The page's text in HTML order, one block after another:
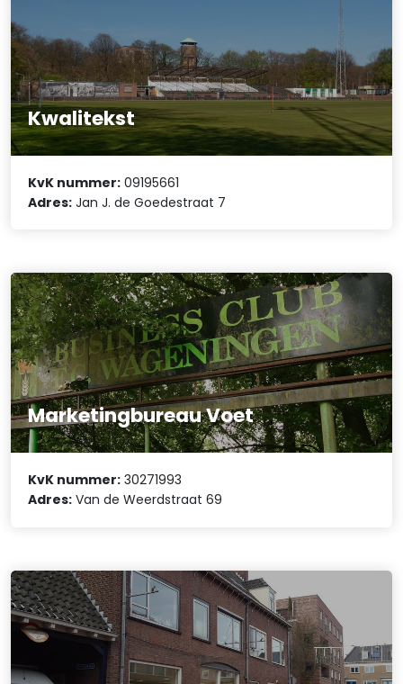
Kwalitekst
KvK nummer: 09195661
Adres: Jan J. de Goedestraat 7
Marketingbureau Voet
KvK nummer: 30271993
Adres: Van de Weerdstraat 69